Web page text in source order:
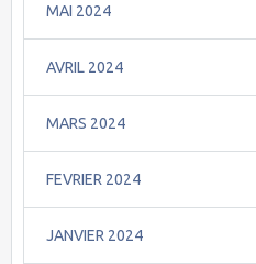
MAI 2024
AVRIL 2024
MARS 2024
FEVRIER 2024
JANVIER 2024